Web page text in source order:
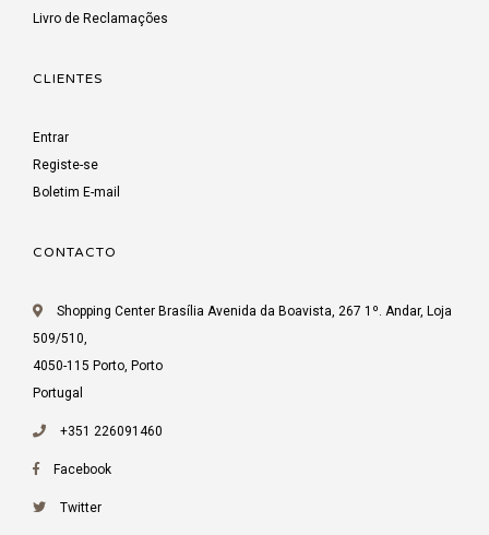
Livro de Reclamações
CLIENTES
Entrar
Registe-se
Boletim E-mail
CONTACTO
Shopping Center Brasília Avenida da Boavista, 267 1º. Andar, Loja
509/510,
4050-115 Porto, Porto
Portugal
+351 226091460
Facebook
Twitter